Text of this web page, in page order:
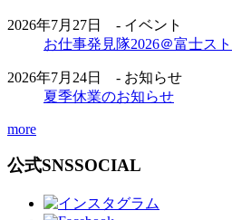
2026年7月27日 - イベント
お仕事発見隊2026＠富士ス
2026年7月24日 - お知らせ
夏季休業のお知らせ
more
公式SNSSOCIAL